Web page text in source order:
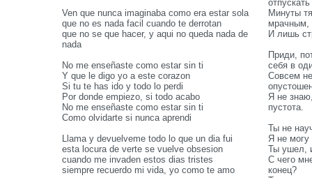
Ven que nunca imaginaba como era estar sola
que no es nada facil cuando te derrotan
que no se que hacer, y aqui no queda nada de
nada
No me enseñaste como estar sin ti
Y que le digo yo a este corazon
Si tu te has ido y todo lo perdi
Por donde empiezo, si todo acabo
No me enseñaste como estar sin ti
Como olvidarte si nunca aprendi
Llama y devuelveme todo lo que un dia fui
esta locura de verte se vuelve obsesion
cuando me invaden estos dias tristes
siempre recuerdo mi vida, yo como te amo
Минуты
мрачным,
И лишь
Приди,
себя в
Совсем
Я не
пустота.
Ты не
Я не могу
Ты ушел,
С чего
конец?